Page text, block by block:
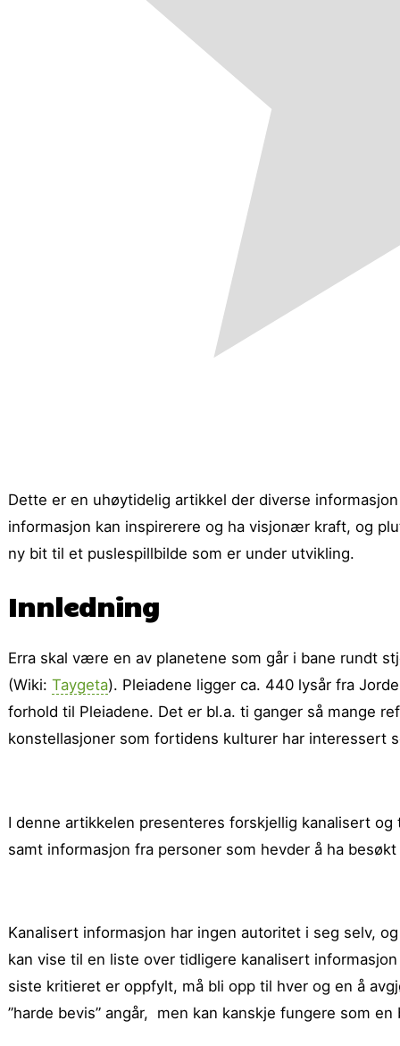
Dette er en uhøytidelig artikkel der diverse
informasjon kan inspirerere og ha visjonær kraft, og
ny bit til et puslespill­bilde som er under utvikling.
Innledning
Erra skal være en av planetene som går i bane rundt
(Wiki: Taygeta). Pleiadene ligger ca. 440 lysår fra
forhold til Pleiadene. Det er bl.a. ti ganger så mange
konstellasjoner som fortidens kulturer har interessert
I denne artikkelen presenteres forskjellig kanalisert
samt informasjon fra personer som hevder å ha
Kanalisert informasjon har ingen autoritet i seg selv,
kan vise til en liste over tidligere kanalisert
siste kritieret er oppfylt, må bli opp til hver og en å
”harde bevis” angår, men kan kanskje fungere som